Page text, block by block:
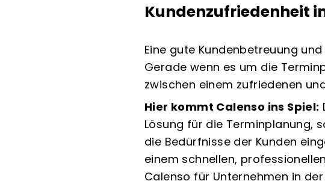
Kundenzufriedenheit
Eine gute Kundenbetreuung
Gerade wenn es um die
zwischen einem zufriedenen
Hier kommt Calenso ins Spiel:
Lösung für die Terminplanung,
die Bedürfnisse der Kunden
einem schnellen,
Calenso für Unternehmen in